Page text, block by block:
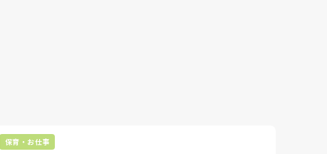
保育・お仕事